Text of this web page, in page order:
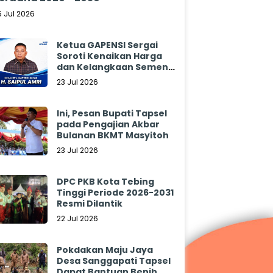
Jul 2026
Ketua GAPENSI Sergai
Soroti Kenaikan Harga
dan Kelangkaan Semen,
Minta Pemerintah
23 Jul 2026
Ini, Pesan Bupati Tapsel
pada Pengajian Akbar
Bulanan BKMT Masyitoh
23 Jul 2026
DPC PKB Kota Tebing
Tinggi Periode 2026-2031
Resmi Dilantik
22 Jul 2026
Pokdakan Maju Jaya
Desa Sanggapati Tapsel